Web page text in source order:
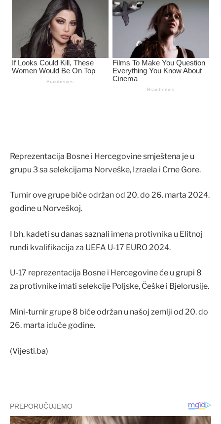
Reprezentacija Bosne i Hercegovine smještena je u
grupu 3 sa selekcijama Norveške, Izraela i Crne Gore.
Turnir ove grupe biće održan od 20. do 26. marta 2024.
godine u Norveškoj.
I bh. kadeti su danas saznali imena protivnika u Elitnoj
rundi kvalifikacija za UEFA U-17 EURO 2024.
U-17 reprezentacija Bosne i Hercegovine će u grupi 8
za protivnike imati selekcije Poljske, Češke i Bjelorusije.
Mini-turnir grupe 8 biće održan u našoj zemlji od 20. do
26. marta iduće godine.
(Vijesti.ba)